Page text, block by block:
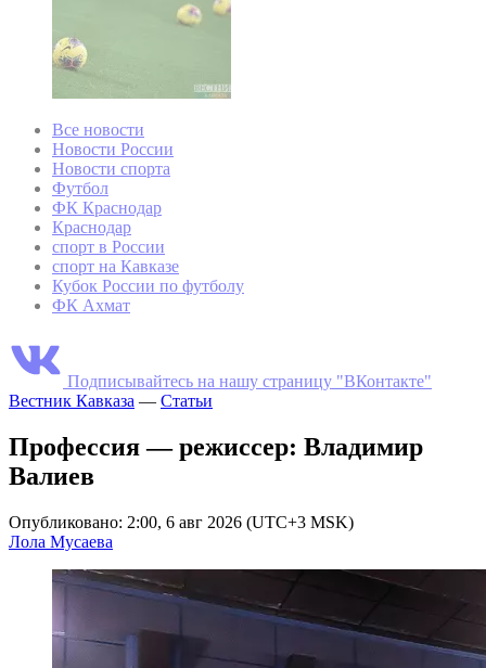
Все новости
Новости России
Новости спорта
Футбол
ФК Краснодар
Краснодар
спорт в России
спорт на Кавказе
Кубок России по футболу
ФК Ахмат
Подписывайтесь на нашу страницу "ВКонтакте"
Вестник Кавказа — Статьи
Профессия — режиссер: Владимир
Валиев
Опубликовано: 2:00, 6 авг 2026 (UTC+3 MSK)
Лола Мусаева